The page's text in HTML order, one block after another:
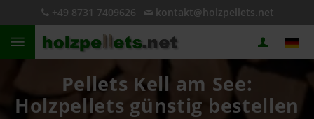
+49 8731 7409626 kontakt@holzpellets.net
Pellets Kell am See:
Holzpellets günstig bestellen